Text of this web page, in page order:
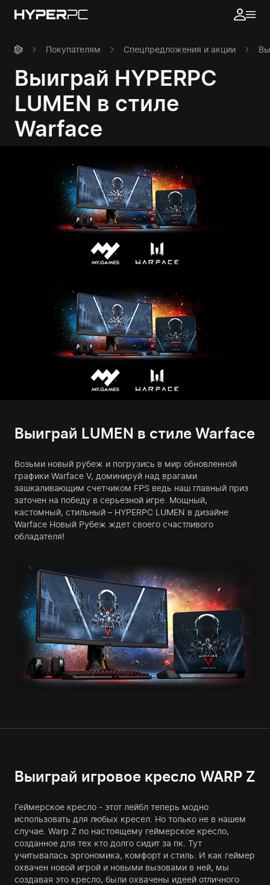
Покупателям Спецпредложения и акции
Выиграй HYPERPC
LUMEN в стиле
Warface
Выиграй LUMEN в стиле Warface
Возьми новый рубеж и погрузись в мир обновленной
графики Warface V, доминируй над врагами
зашкаливающим счетчиком FPS ведь наш главный приз
заточен на победу в серьезной игре. Мощный,
кастомный, стильный – HYPERPC LUMEN в дизайне
Warface Новый Рубеж ждет своего счастливого
обладателя!
Выиграй игровое кресло WARP Z
Геймерское кресло - этот лейбл теперь модно
использовать для любых кресел. Но только не в нашем
случае. Warp Z по настоящему геймерское кресло,
созданное для тех кто долго сидит за пк. Тут
учитывалась эргономика, комфорт и стиль. И как геймер
охвачен новой игрой и новыми вызовами в ней, мы
создавая это кресло, были охвачены идеей отличного